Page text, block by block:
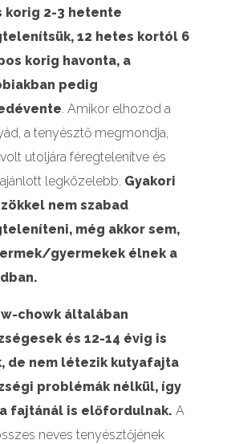
korig 2-3 hetente
12 hetes kortól 6
korig havonta, a
pedig
. Amikor elhozod a
a tenyésztő megmondja,
utoljára féregtelenítve és
legközelebb. Gyakori
nem szabad
még akkor sem,
gyermekek élnek a
chowk általában
és 12-14 évig is
de nem létezik kutyafajta
problémák nélkül, így
fajtánál is előfordulnak. A
neves tenyésztőjének